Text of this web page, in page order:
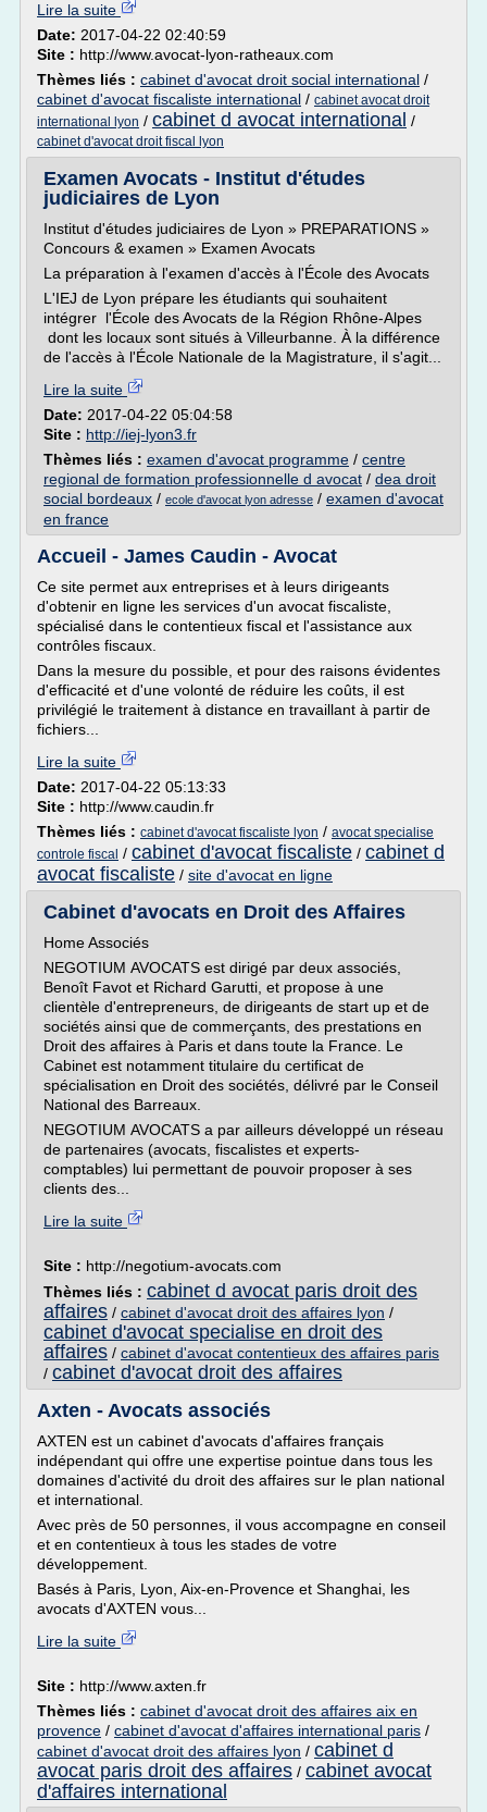
Lire la suite
Date: 2017-04-22 02:40:59
Site : http://www.avocat-lyon-ratheaux.com
Thèmes liés : cabinet d'avocat droit social international /
cabinet d'avocat fiscaliste international / cabinet avocat droit
international lyon / cabinet d avocat international /
cabinet d'avocat droit fiscal lyon
Examen Avocats - Institut d'études
judiciaires de Lyon
Institut d'études judiciaires de Lyon » PREPARATIONS »
Concours & examen » Examen Avocats
La préparation à l'examen d'accès à l'École des Avocats
L'IEJ de Lyon prépare les étudiants qui souhaitent
intégrer l'École des Avocats de la Région Rhône-Alpes
dont les locaux sont situés à Villeurbanne. À la différence
de l'accès à l'École Nationale de la Magistrature, il s'agit...
Lire la suite
Date: 2017-04-22 05:04:58
Site : http://iej-lyon3.fr
Thèmes liés : examen d'avocat programme / centre
regional de formation professionnelle d avocat / dea droit
social bordeaux / ecole d'avocat lyon adresse / examen d'avocat
en france
Accueil - James Caudin - Avocat
Ce site permet aux entreprises et à leurs dirigeants
d'obtenir en ligne les services d'un avocat fiscaliste,
spécialisé dans le contentieux fiscal et l'assistance aux
contrôles fiscaux.
Dans la mesure du possible, et pour des raisons évidentes
d'efficacité et d'une volonté de réduire les coûts, il est
privilégié le traitement à distance en travaillant à partir de
fichiers...
Lire la suite
Date: 2017-04-22 05:13:33
Site : http://www.caudin.fr
Thèmes liés : cabinet d'avocat fiscaliste lyon / avocat specialise
controle fiscal / cabinet d'avocat fiscaliste / cabinet d
avocat fiscaliste / site d'avocat en ligne
Cabinet d'avocats en Droit des Affaires
Home Associés
NEGOTIUM AVOCATS est dirigé par deux associés,
Benoît Favot et Richard Garutti, et propose à une
clientèle d'entrepreneurs, de dirigeants de start up et de
sociétés ainsi que de commerçants, des prestations en
Droit des affaires à Paris et dans toute la France. Le
Cabinet est notamment titulaire du certificat de
spécialisation en Droit des sociétés, délivré par le Conseil
National des Barreaux.
NEGOTIUM AVOCATS a par ailleurs développé un réseau
de partenaires (avocats, fiscalistes et experts-
comptables) lui permettant de pouvoir proposer à ses
clients des...
Lire la suite
Site : http://negotium-avocats.com
Thèmes liés : cabinet d avocat paris droit des
affaires / cabinet d'avocat droit des affaires lyon /
cabinet d'avocat specialise en droit des
affaires / cabinet d'avocat contentieux des affaires paris
/ cabinet d'avocat droit des affaires
Axten - Avocats associés
AXTEN est un cabinet d'avocats d'affaires français
indépendant qui offre une expertise pointue dans tous les
domaines d'activité du droit des affaires sur le plan national
et international.
Avec près de 50 personnes, il vous accompagne en conseil
et en contentieux à tous les stades de votre
développement.
Basés à Paris, Lyon, Aix-en-Provence et Shanghai, les
avocats d'AXTEN vous...
Lire la suite
Site : http://www.axten.fr
Thèmes liés : cabinet d'avocat droit des affaires aix en
provence / cabinet d'avocat d'affaires international paris /
cabinet d'avocat droit des affaires lyon / cabinet d
avocat paris droit des affaires / cabinet avocat
d'affaires international